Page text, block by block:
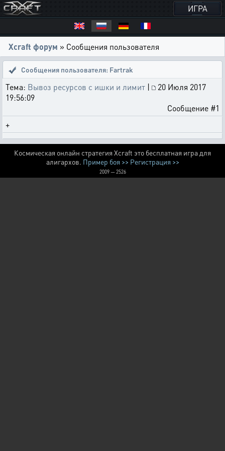
ИГРА
Xcraft форум » Сообщения пользователя
Сообщения пользователя: Fartrak
Тема: Вывоз ресурсов с ишки и лимит |
20 Июля 2017
19:56:09
Сообщение #1
+
Космическая онлайн стратегия Xcraft это бесплатная игра для
алигархов. Пример боя >> Регистрация >>
2009 — 2526